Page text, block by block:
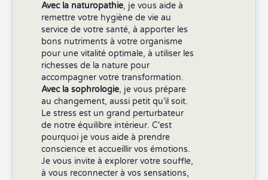
Avec la naturopathie, je vous aide à
remettre votre hygiène de vie au
service de votre santé, à apporter les
bons nutriments à votre organisme
pour une vitalité optimale, à utiliser les
richesses de la nature pour
accompagner votre transformation.
Avec la sophrologie, je vous prépare
au changement, aussi petit qu’il soit.
Le stress est un grand perturbateur
de notre équilibre intérieur. C'est
pourquoi je vous aide à prendre
conscience et accueillir vos émotions.
Je vous invite à explorer votre souffle,
à vous reconnecter à vos sensations,